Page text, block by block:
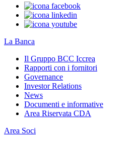
La Banca
Il Gruppo BCC Iccrea
Rapporti con i fornitori
Governance
Investor Relations
News
Documenti e informative
Area Riservata CDA
Area Soci